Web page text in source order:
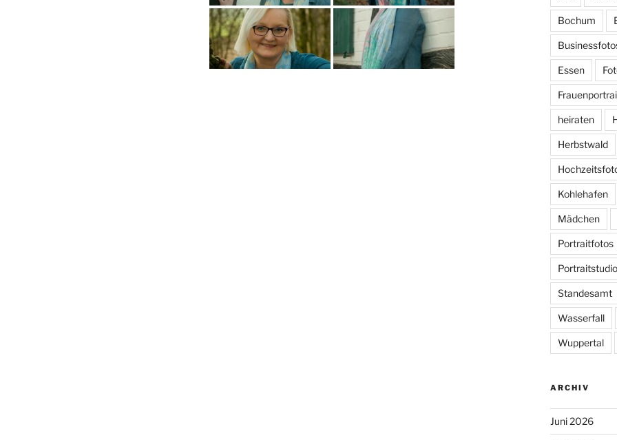
Bochum
Essen
heiraten
Herbstwald
Kohlehafen
Mädchen
Portraitfotos
Portraitstudio
Standesamt
Wasserfall
Wuppertal
ARCHIV
Juni 2026